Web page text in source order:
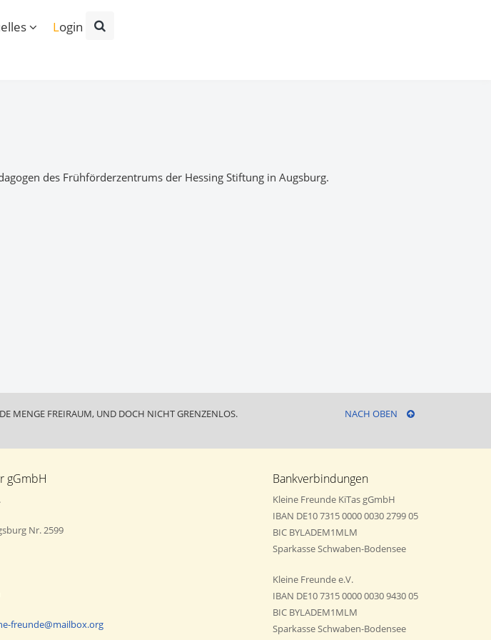
Login
des Frühförderzentrums der Hessing Stiftung in Augsburg.
FREIRAUM, UND DOCH NICHT GRENZENLOS. NACH OBEN
gGmbH
Nr. 2599
freunde@mailbox.org
Bankverbindungen
Kleine Freunde KiTas gGmbH
IBAN DE10 7315 0000 0030 2799 05
BIC BYLADEM1MLM
Sparkasse Schwaben-Bodensee
Kleine Freunde e.V.
IBAN DE10 7315 0000 0030 9430 05
BIC BYLADEM1MLM
Sparkasse Schwaben-Bodensee